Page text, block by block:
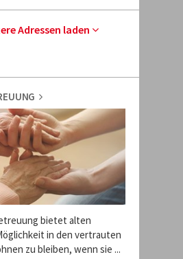
Adressen laden
bietet alten
in den vertrauten
zu bleiben, wenn sie ...